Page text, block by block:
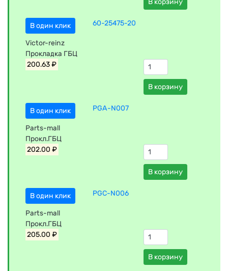
В корзину
В один клик 60-25475-20
Victor-reinz
Прокладка ГБЦ
200.63 ₽
В корзину
В один клик PGA-N007
Parts-mall
Прокл.ГБЦ
202.00 ₽
В корзину
В один клик PGC-N006
Parts-mall
Прокл.ГБЦ
205.00 ₽
В корзину